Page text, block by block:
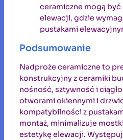
ceramiczne mogą
elewacji, gdzie
pustakami
Podsumowanie
Nadproże ceramiczne to
konstrukcyjny z ceramiki
nośność, sztywność i
otworami okiennymi i
kompatybilności z
montaż, minimalizuje
estetykę elewacji.